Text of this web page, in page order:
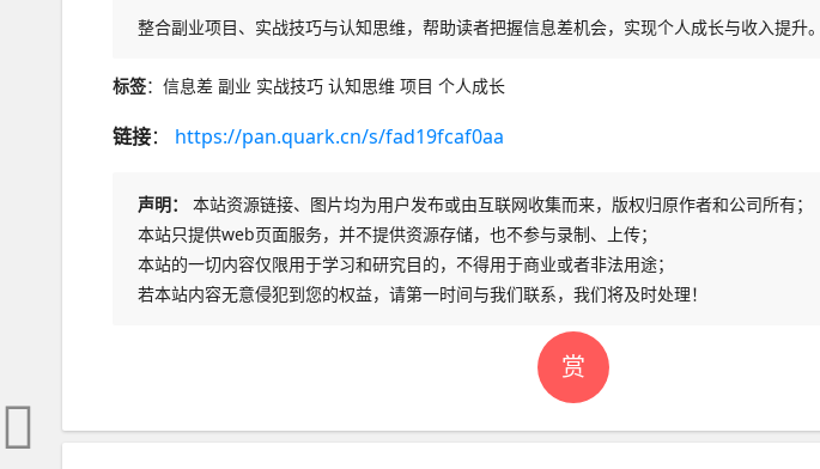
整合副业项目、实战技巧与认知思维，帮助读者把握信息差机会，实现个人成长与收入提升。
标签：信息差 副业 实战技巧 认知思维 项目 个人成长
链接： https://pan.quark.cn/s/fad19fcaf0aa
赏
声明：
本站资源链接、图片均为用户发布或由互联网收集而来，版权归原作者和公司所有；
本站只提供web页面服务，并不提供资源存储，也不参与录制、上传；
本站的一切内容仅限用于学习和研究目的，不得用于商业或者非法用途；
若本站内容无意侵犯到您的权益，请第一时间与我们联系，我们将及时处理！